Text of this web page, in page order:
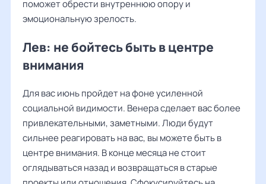
поможет обрести внутреннюю опору и
эмоциональную зрелость.
Лев: не бойтесь быть в центре
внимания
Для вас июнь пройдет на фоне усиленной
социальной видимости. Венера сделает вас более
привлекательными, заметными. Люди будут
сильнее реагировать на вас, вы можете быть в
центре внимания. В конце месяца не стоит
оглядываться назад и возвращаться в старые